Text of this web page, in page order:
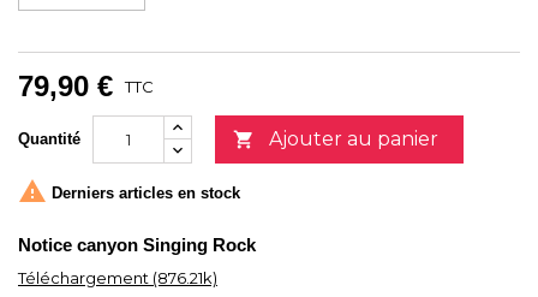
79,90 € TTC
Quantité  Ajouter au panier
 Derniers articles en stock
Notice canyon Singing Rock
Téléchargement (876.21k)